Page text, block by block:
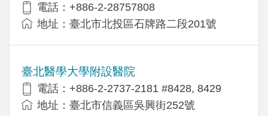
電話：+886-2-28757808
地址：臺北市北投區石牌路二段201號
臺北醫學大學附設醫院
電話：+886-2-2737-2181 #8428, 8429
地址：臺北市信義區吳興街252號